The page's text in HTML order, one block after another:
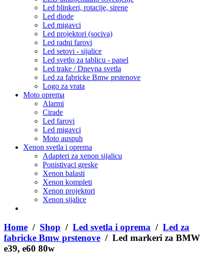
Led blinkeri, rotacije, sirene
Led diode
Led migavci
Led projektori (sociva)
Led radni farovi
Led setovi - sijalice
Led svetlo za tablicu - panel
Led trake / Dnevna svetla
Led za fabricke Bmw prstenove
Logo za vrata
Moto oprema
Alarmi
Cirade
Led farovi
Led migavci
Moto auspuh
Xenon svetla i oprema
Adapteri za xenon sijalicu
Ponistivaci greske
Xenon balasti
Xenon kompleti
Xenon projektori
Xenon sijalice
Home / Shop / Led svetla i oprema / Led za
fabricke Bmw prstenove / Led markeri za BMW
e39, e60 80w